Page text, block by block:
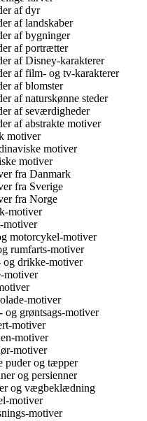
af dyr
af landskaber
af bygninger
af portrætter
af Disney-karakterer
af film- og tv-karakterer
af blomster
af naturskønne steder
af seværdigheder
af abstrakte motiver
motiver
motiver
motiver
fra Danmark
fra Sverige
fra Norge
motiver
motiver
motorcykel-motiver
rumfarts-motiver
og drikke-motiver
motiver
motiver
og grøntsags-motiver
motiver
motiver
motiver
puder og tæpper
og persienner
og vægbeklædning
motiver
motiver